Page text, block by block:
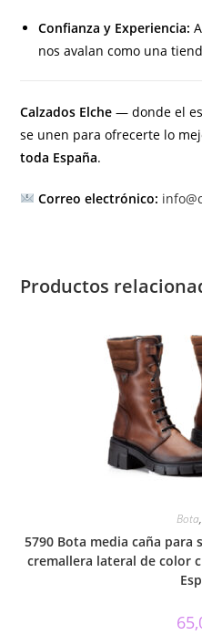
Confianza y Experiencia:
nos avalan como una
Calzados Elche — donde el
se unen para ofrecerte lo
toda España.
Correo electrónico:
Productos
Bota,
5790 Bota media caña para
cremallera lateral de color